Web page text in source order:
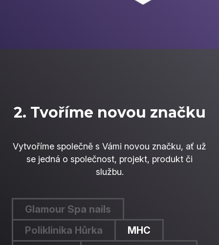
2. Tvoříme novou značku
Vytvoříme společně s Vámi novou značku, ať už
se jedná o společnost, projekt, produkt či
službu.
Glamour Spa nails
Poliklinika Hůrka
MHC